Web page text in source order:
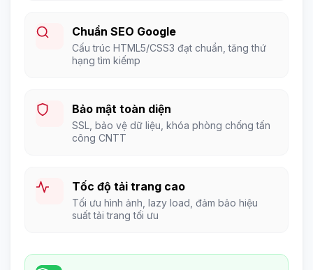
Chuẩn SEO Google
Cấu trúc HTML5/CSS3 đạt chuẩn, tăng thứ
hạng tìm kiếmp
Bảo mật toàn diện
SSL, bảo vệ dữ liệu, khóa phòng chống tấn
công CNTT
Tốc độ tải trang cao
Tối ưu hình ảnh, lazy load, đảm bảo hiệu
suất tải trang tối ưu